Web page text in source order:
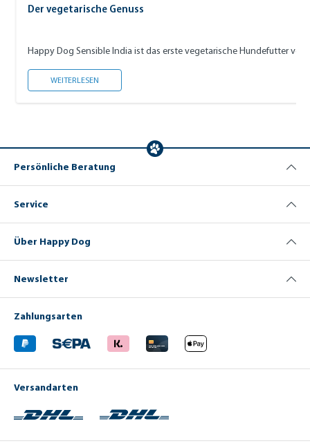
Der vegetarische Genuss
WEITERLESEN
Persönliche Beratung
Service
Über Happy Dog
Newsletter
Zahlungsarten
Versandarten